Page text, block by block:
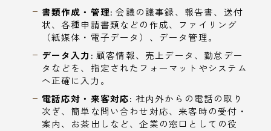
書類作成・管理: 会議の議事録、報告書、送付
状、各種申請書類などの作成、ファイリング
（紙媒体・電子データ）、データ管理。
データ入力: 顧客情報、売上データ、勤怠デー
タなどを、指定されたフォーマットやシステム
へ正確に入力。
電話応対・来客対応: 社内外からの電話の取り
次ぎ、簡単な問い合わせ対応、来客時の受付・
案内、お茶出しなど、企業の窓口としての役